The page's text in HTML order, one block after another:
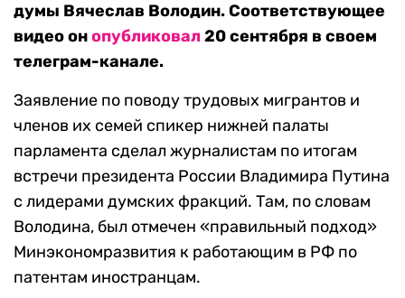
думы Вячеслав Володин. Соответствующее
видео онопубликовал20 сентября в своем
телеграм-канале.
Заявление по поводу трудовых мигрантов и
членов их семей спикер нижней палаты
парламента сделал журналистам по итогам
встречи президента России Владимира Путина
с лидерами думских фракций. Там, по словам
Володина, был отмечен «правильный подход»
Минэкономразвития к работающим в РФ по
патентам иностранцам.